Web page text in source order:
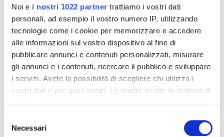
Noi e i nostri 1022 partner trattiamo i vostri dati
personali, ad esempio il vostro numero IP, utilizzando
tecnologie come i cookie per memorizzare e accedere
alle informazioni sul vostro dispositivo al fine di
pubblicare annunci e contenuti personalizzati, misurare
gli annunci e i contenuti, ricercare il pubblico e sviluppare
i servizi. Avete la possibilità di scegliere chi utilizza i
vostri dati e per quali scopi. Le vostre scelte in materia di
modificare o revocare il proprio consenso in qualsiasi
delNecessari
Integratori per dimagrire
Amin 21 K al cacao - 21
Integratori per dimagrire
Amin 21 K neutro